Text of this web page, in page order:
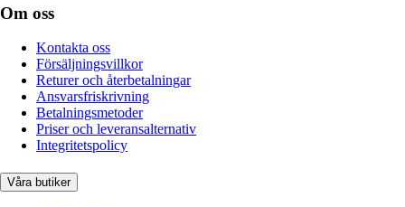
Om oss
Kontakta oss
Försäljningsvillkor
Returer och återbetalningar
Ansvarsfriskrivning
Betalningsmetoder
Priser och leveransalternativ
Integritetspolicy
Våra butiker